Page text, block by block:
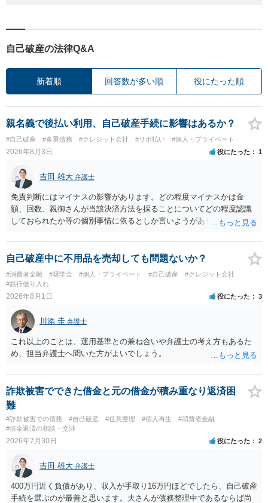
自己破産の法律Q&A
新着順 回答数が多い順 役にたった順
親名義で後払い利用、自己破産手続に影響はあるか？
#自己破産 #多重債務 #クレジット会社 #リボ払い #個人・プライベート
2026年8月3日 役にたった 1
吉田 雄大 弁護士
免責判断にはマイナスの影響があります。どの程度マイナスかは金
額、回数、親御さんが当該決済方法を採ることについてどの程度認識
しておられたか等の個別事情に依るとしか言いようがありません。 と
なって相談し、善後策を考えることをお勧めします。
自己破産中に不用品を売却しても問題ないか？
#消費者金融 #奨学金 #個人・プライベート #自己破産
#クレジット会社
#銀行借り入れ
2026年8月1日 役にたった 3
川添 圭 弁護士
これ以上のことは、運用基準との兼ね合いや弁護士の考え方もあるた
め、担当弁護士へ聞いた方がよいでしょう。
詐欺被害でできた借金と元の借金が積み重なり返済困
難
#詐欺被害での債務 #自己破産 #任意整理 #個人再生
#消費者金融
#借金返済の相談・交渉
2026年7月30日 役にたった 2
吉田 雄大 弁護士
400万円近く負債があり、収入が手取り16万円ほどでしたら、自己破産
手続を選ぶのが最善と思います。夫さんが債務整理中であるならば尚